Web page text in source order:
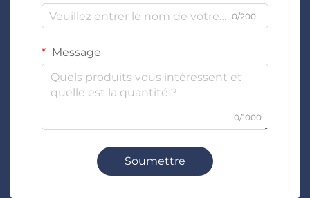
0/200
Message
0/1000
Soumettre